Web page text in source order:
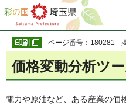
彩の国 埼玉県
ページ番号：180281
価格変動分析ツ
電力や原油など、ある産業の価